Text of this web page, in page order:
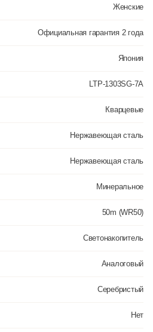
Женские
Официальная гарантия 2 года
Япония
LTP-1303SG-7A
Кварцевые
Нержавеющая сталь
Нержавеющая сталь
Минеральное
50m (WR50)
Светонакопитель
Аналоговый
Серебристый
Нет